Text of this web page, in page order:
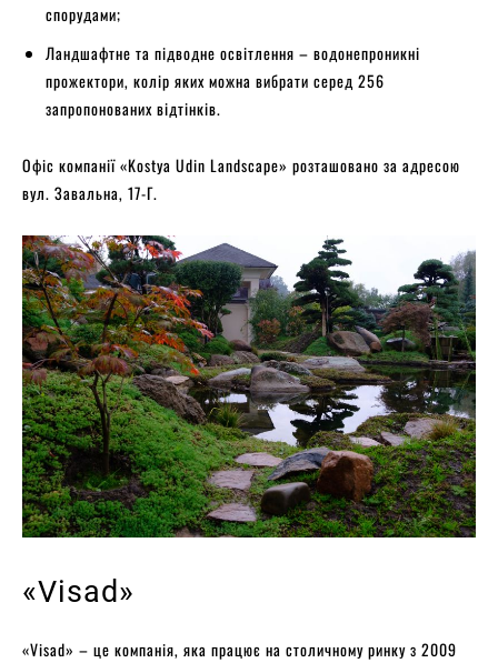
спорудами;
Ландшафтне та підводне освітлення – водонепроникні
прожектори, колір яких можна вибрати серед 256
запропонованих відтінків.
Офіс компанії «Kostya Udin Landscape» розташовано за адресою
вул. Завальна, 17-Г.
«Visad»
«Visad» – це компанія, яка працює на столичному ринку з 2009